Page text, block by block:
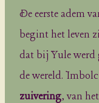
De eerste adem
begint het leven
dat bij Yule werd
de wereld.
zuivering, van het